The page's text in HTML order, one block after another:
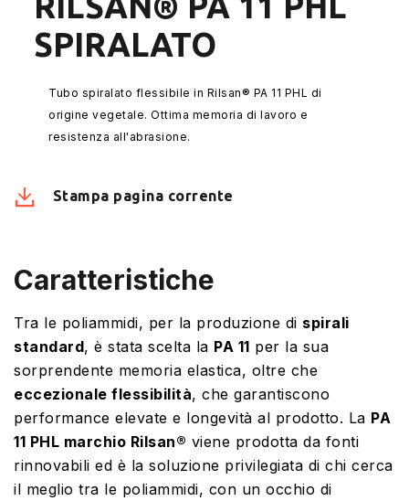
SPIRALATO
Tubo spiralato flessibile in Rilsan® PA 11 PHL di
origine vegetale. Ottima memoria di lavoro e
resistenza all'abrasione.
Stampa pagina corrente
Caratteristiche
Tra le poliammidi, per la produzione di spirali
standard, è stata scelta la PA 11 per la sua
sorprendente memoria elastica, oltre che
eccezionale flessibilità, che garantiscono
performance elevate e longevità al prodotto. La PA
11 PHL marchio Rilsan® viene prodotta da fonti
rinnovabili ed è la soluzione privilegiata di chi cerca
il meglio tra le poliammidi, con un occhio di